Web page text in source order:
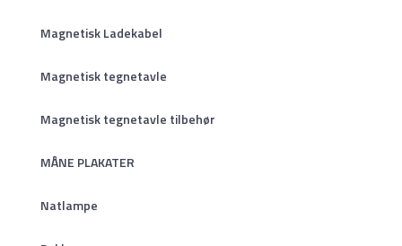
Magnetisk Ladekabel
Magnetisk tegnetavle
Magnetisk tegnetavle tilbehør
MÅNE PLAKATER
Natlampe